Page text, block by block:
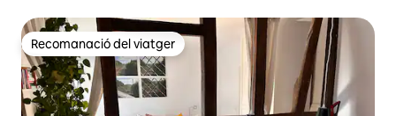
Recomanació del viatger
Recomanació del viatger